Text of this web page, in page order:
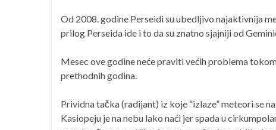
Od 2008. godine Perseidi su ubedljivo najaktivnija
prilog Perseida ide i to da su znatno sjajniji od
Mesec ove godine neće praviti većih problema
prethodnih godina.
Prividna tačka (radijant) iz koje “izlaze” meteori se
Kasiopeju je na nebu lako naći jer spada u